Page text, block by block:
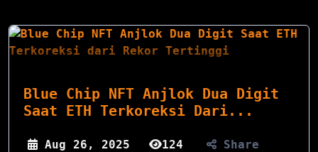
Blue Chip NFT Anjlok Dua Digit
Saat ETH Terkoreksi Dari...
Aug 26, 2025 124 Share